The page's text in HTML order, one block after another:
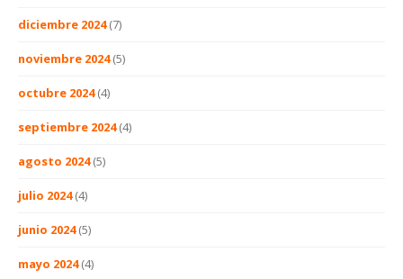
diciembre 2024(7)
noviembre 2024(5)
octubre 2024(4)
septiembre 2024(4)
agosto 2024(5)
julio 2024(4)
junio 2024(5)
mayo 2024(4)